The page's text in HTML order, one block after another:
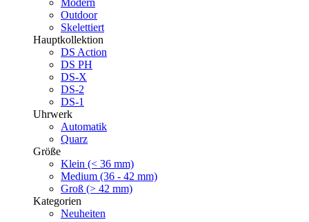
Modern
Outdoor
Skelettiert
Hauptkollektion
DS Action
DS PH
DS-X
DS-2
DS-1
Uhrwerk
Automatik
Quarz
Größe
Klein (< 36 mm)
Medium (36 - 42 mm)
Groß (> 42 mm)
Kategorien
Neuheiten